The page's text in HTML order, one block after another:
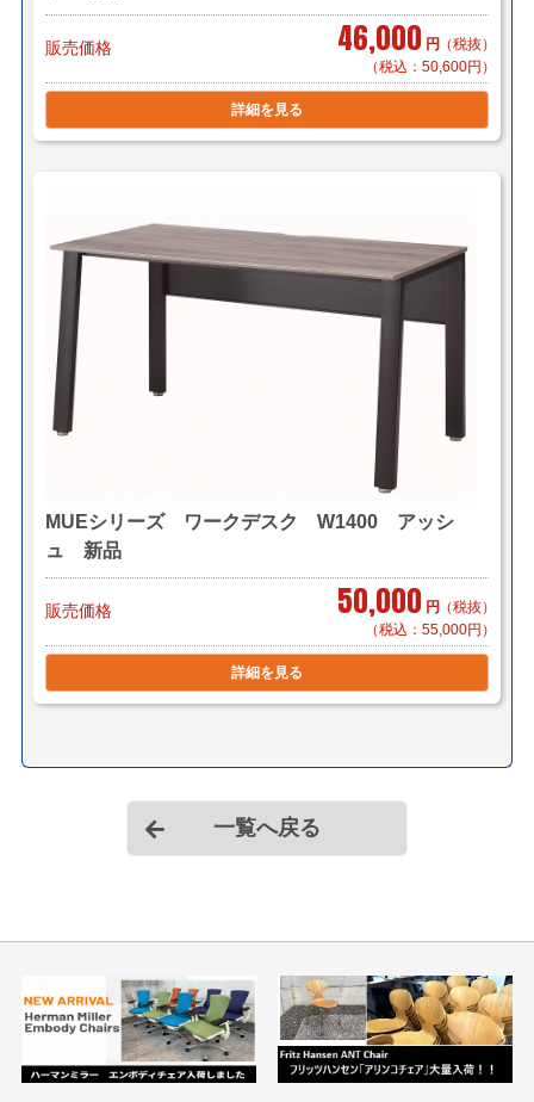
販売価格 46,000 円 （税抜）
（税込：50,600円）
詳細を見る
MUEシリーズ ワークデスク W1400 アッシ
ュ 新品
販売価格 50,000 円 （税抜）
（税込：55,000円）
詳細を見る
一覧へ戻る